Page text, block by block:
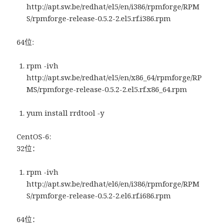
http://apt.sw.be/redhat/el5/en/i386/rpmforge/RPM
S/rpmforge-release-0.5.2-2.el5.rf.i386.rpm
64位:
rpm -ivh
http://apt.sw.be/redhat/el5/en/x86_64/rpmforge/RP
MS/rpmforge-release-0.5.2-2.el5.rf.x86_64.rpm
yum install rrdtool -y
CentOS-6:
32位：
rpm -ivh
http://apt.sw.be/redhat/el6/en/i386/rpmforge/RPM
S/rpmforge-release-0.5.2-2.el6.rf.i686.rpm
64位：